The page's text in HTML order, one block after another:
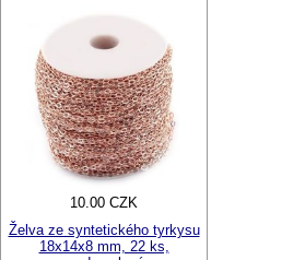
10.00 CZK
Želva ze syntetického tyrkysu
18x14x8 mm, 22 ks,